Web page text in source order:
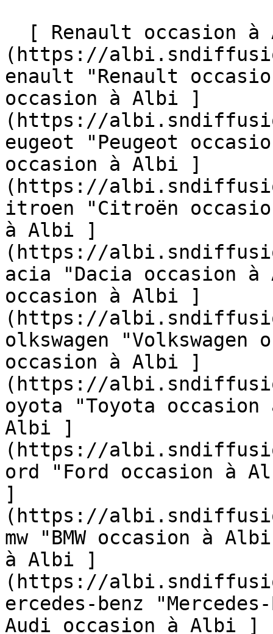
(https://
enault "Renault
occasion à Albi ]
(https://
eugeot "Peugeot
occasion à Albi ]
(https://
itroen "Citroën
à Albi ]
(https://
acia "Dacia occasion
occasion à Albi ]
(https://
olkswagen
occasion à Albi ]
(https://
oyota "Toyota
Albi ]
(https://
ord "Ford occasion à
]
(https://
mw "BMW occasion à
à Albi ]
(https://
ercedes-benz
Audi occasion à Albi ]